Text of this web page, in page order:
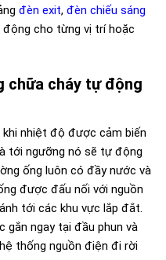
đèn exit, đèn chiếu sáng
động cho từng vị trí hoặc
chữa cháy tự động
nhiệt độ được cảm biến
tới ngưỡng nó sẽ tự động
ống luôn có đầy nước và
được đấu nối với nguồn
tới các khu vực lắp đắt.
ngay tại đầu phun và
thống nguồn điện đi rời